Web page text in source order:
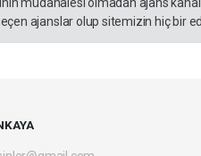
ajanslar olup sitemizin hiç bir